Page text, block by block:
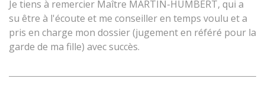
Je tiens à remercier Maître MARTIN-HUMBERT, qui a
su être à l'écoute et me conseiller en temps voulu et a
pris en charge mon dossier (jugement en référé pour la
garde de ma fille) avec succès.